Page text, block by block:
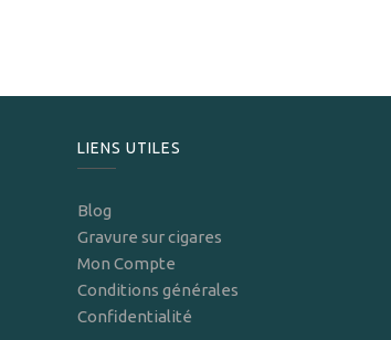
LIENS UTILES
Blog
Gravure sur cigares
Mon Compte
Conditions générales
Confidentialité